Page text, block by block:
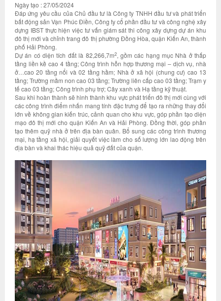
Ngày tạo : 27/05/2024
Đáp ứng yêu cầu của Chủ đầu tư là Công ty TNHH đầu tư và phát triển
bất động sản Vạn Phúc Điền, Công ty cổ phần đầu tư và công nghệ xây
dựng IBST thực hiện việc tư vấn giám sát thi công xây dựng dự án khu
đô thị mới và chỉnh trang đô thị phường Đồng Hòa, quận Kiến An, thành
phố Hải Phòng.
Dự án có diện tích đất là 82,266,7m2, gồm các hạng mục Nhà ở thấp
tầng liền kề cao 4 tầng; Công trình hỗn hợp thương mại – dịch vụ, nhà
ở…cao 20 tầng nổi và 02 tầng hầm; Nhà ở xã hội (chung cư) cao 13
tầng; Trường mầm non cao 03 tầng; Trường liên cấp cao 03 tầng; Trạm y
tế cao 03 tầng; Công trình phụ trợ; Cây xanh và Hạ tầng kỹ thuật.
Sau khi hoàn thành sẽ hình thành khu vực phát triển đô thị mới cùng với
các công trình điểm nhấn mang tính đặc trưng để tạo ra những thay đổi
lớn về không gian kiến trúc, cảnh quan cho khu vực, góp phần tạo diện
mạo đô thị mới cho quận Kiến An và Hải Phòng. Đồng thời, góp phần
tạo thêm quỹ nhà ở trên địa bàn quân. Bổ sung các công trình thương
mại, hạ tầng xã hội, giải quyết việc làm cho số lượng lớn lao động trên
địa bàn và khai thác hiệu quả quỹ đất của quận.